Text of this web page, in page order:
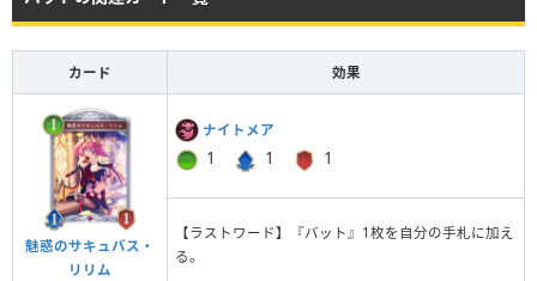
カード 効果
魅惑のサキュバス・
リリム
ナイトメア
1 1 1
【ラストワード】『バット』1枚を自分の手札に加え
る。